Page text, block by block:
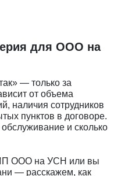
для ООО на
— только за
от объема
наличия сотрудников
пунктов в договоре.
и сколько
ИП ООО на УСН или вы
— расскажем, как